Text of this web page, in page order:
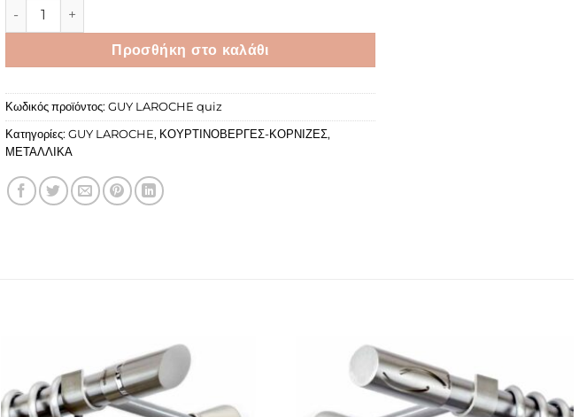
Guy Laroche QUIZ ποσότητα
Προσθήκη στο καλάθι
Κωδικός προϊόντος: GUY LAROCHE quiz
Κατηγορίες: GUY LAROCHE, ΚΟΥΡΤΙΝΟΒΕΡΓΕΣ-ΚΟΡΝΙΖΕΣ,
ΜΕΤΑΛΛΙΚΑ